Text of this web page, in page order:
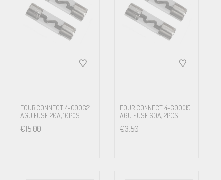
FOUR CONNECT 4-690621
AGU FUSE 20A, 10PCS
€15.00
FOUR CONNECT 4-690615
AGU FUSE 60A, 2PCS
€3.50